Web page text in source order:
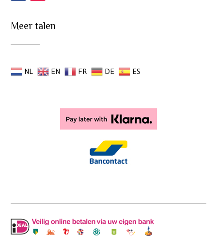
Meer talen
NL EN FR DE ES